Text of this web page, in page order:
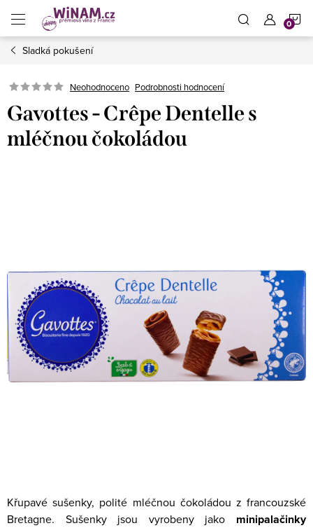
obsah
Sladká pokušení
Neohodnoceno Podrobnosti hodnocení
Gavottes - Crêpe Dentelle s
mléčnou čokoládou
Křupavé sušenky, polité mléčnou čokoládou z francouzské
Bretagne. Sušenky jsou vyrobeny jako minipalačinky